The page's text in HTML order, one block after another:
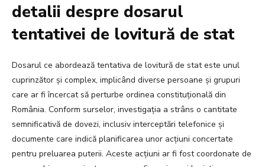
detalii despre dosarul
tentativei de lovitură de stat
Dosarul ce abordează tentativa de lovitură de stat este unul
cuprinzător și complex, implicând diverse persoane și grupuri
care ar fi încercat să perturbe ordinea constituțională din
România. Conform surselor, investigația a strâns o cantitate
semnificativă de dovezi, inclusiv interceptări telefonice și
documente care indică planificarea unor acțiuni concertate
pentru preluarea puterii. Aceste acțiuni ar fi fost coordonate de